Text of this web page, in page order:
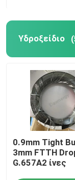
Υδροξείδιο
0.9mm Tight
3mm FTTH
G.657A2 ίνες